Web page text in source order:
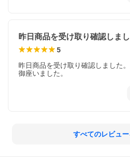
5
昨日商品を受け取り確認しました
御座いました。
すべてのレビュ